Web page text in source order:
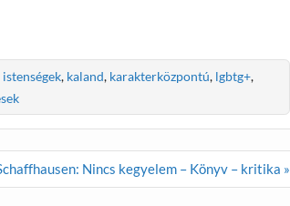
, kaland, karakterközpontú, lgbtg+,
Nincs kegyelem – Könyv – kritika »